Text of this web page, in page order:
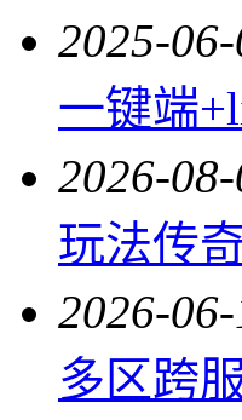
2025-
一键端
2026-
玩法传
2026-
多区跨